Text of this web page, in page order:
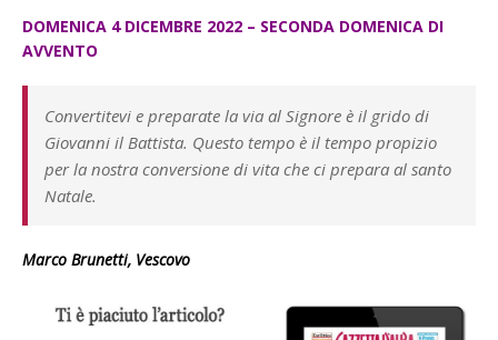
DOMENICA 4 DICEMBRE 2022 – SECONDA DOMENICA DI
AVVENTO
Convertitevi e preparate la via al Signore è il grido di
Giovanni il Battista. Questo tempo è il tempo propizio
per la nostra conversione di vita che ci prepara al santo
Natale.
Marco Brunetti, Vescovo